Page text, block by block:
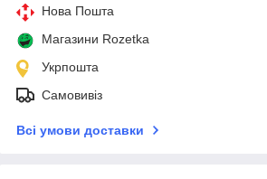
Нова Пошта
Магазини Rozetka
Укрпошта
Самовивіз
Всі умови доставки